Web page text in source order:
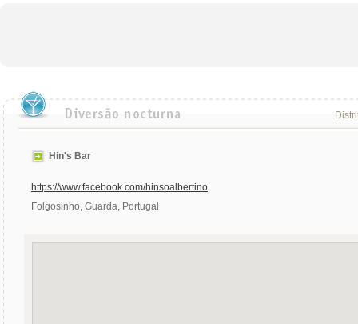
Hin's Bar
https://www.facebook.com/hinsoalbertino
Folgosinho, Guarda, Portugal